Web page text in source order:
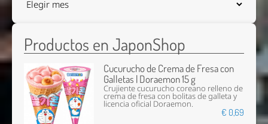
Productos en JaponShop
Cucurucho de Crema de Fresa con
Galletas | Doraemon 15 g
Crujiente cucurucho coreano relleno de
crema de fresa con bolitas de galleta y
licencia oficial Doraemon.
€ 0,69